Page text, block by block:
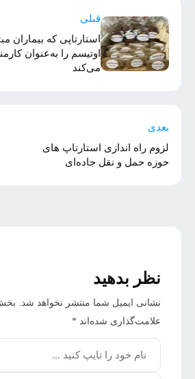
قبلی
استارتاپی که بیماران
اوتیسم را به‌عنوان
می‌کند
بعدی
لزوم راه اندازی استارتاپ های
حوزه حمل‌ و نقل جاده‌ای
نظر بدهید
نشانی ایمیل شما منتشر نخواهد شد.
علامت‌گذاری شده‌اند *